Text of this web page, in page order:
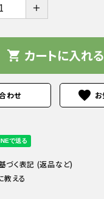
＋
shopping_cart カートに入れる
わせ favorite
づく表記 (返品など)
教える